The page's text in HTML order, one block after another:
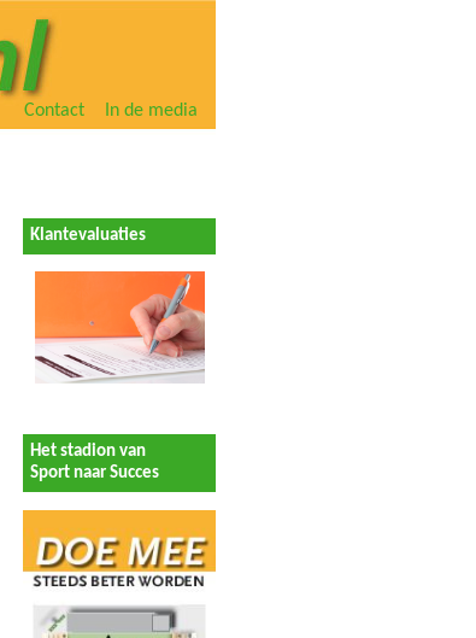
Contact In de media
Klantevaluaties
Het stadion van
Sport naar Succes